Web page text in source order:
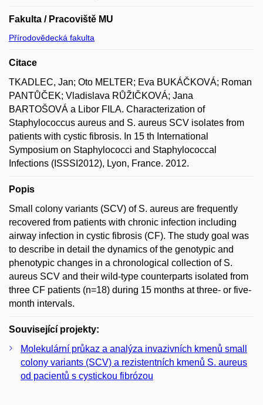
Fakulta / Pracoviště MU
Přírodovědecká fakulta
Citace
TKADLEC, Jan; Oto MELTER; Eva BUKÁČKOVÁ; Roman
PANTŮČEK; Vladislava RŮŽIČKOVÁ; Jana
BARTOŠOVÁ a Libor FILA. Characterization of
Staphylococcus aureus and S. aureus SCV isolates from
patients with cystic fibrosis. In 15 th International
Symposium on Staphylococci and Staphylococcal
Infections (ISSSI2012), Lyon, France. 2012.
Popis
Small colony variants (SCV) of S. aureus are frequently
recovered from patients with chronic infection including
airway infection in cystic fibrosis (CF). The study goal was
to describe in detail the dynamics of the genotypic and
phenotypic changes in a chronological collection of S.
aureus SCV and their wild-type counterparts isolated from
three CF patients (n=18) during 15 months at three- or five-
month intervals.
Související projekty:
Molekulární průkaz a analýza invazivních kmenů small
colony variants (SCV) a rezistentních kmenů S. aureus
od pacientů s cystickou fibrózou